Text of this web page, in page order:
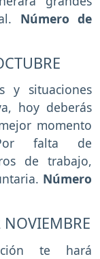
Número de
y situaciones
hoy deberás
momento
falta de
de trabajo,
Número
NOVIEMBRE
te hará